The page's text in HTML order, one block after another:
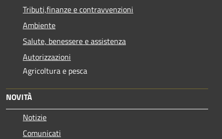
Tributi,finanze e contravvenzioni
Ambiente
Salute, benessere e assistenza
Autorizzazioni
Agricoltura e pesca
NOVITÀ
Notizie
Comunicati